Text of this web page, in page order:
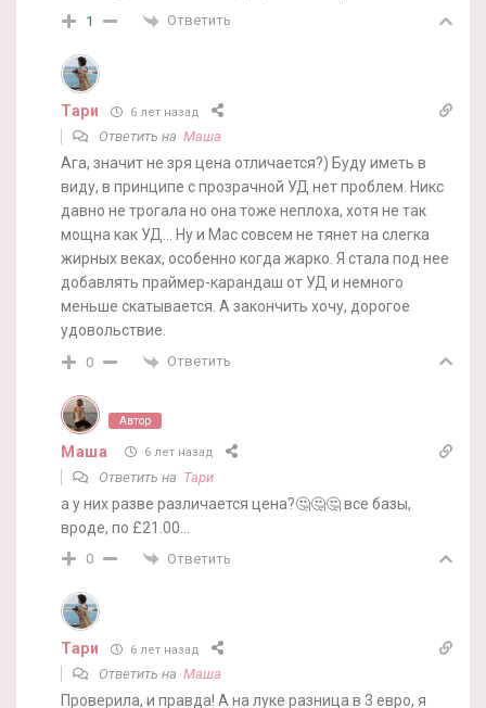
1 Ответить
Тари 6 лет назад
Ответить на Маша
Ага, значит не зря цена отличается?) Буду иметь в
виду, в принципе с прозрачной УД нет проблем. Никс
давно не трогала но она тоже неплоха, хотя не так
мощна как УД… Ну и Мас совсем не тянет на слегка
жирных веках, особенно когда жарко. Я стала под нее
добавлять праймер-карандаш от УД и немного
меньше скатывается. А закончить хочу, дорогое
удовольствие.
0 Ответить
Автор
Маша 6 лет назад
Ответить на Тари
а у них разве различается цена?🤔🤔🤔 все базы,
вроде, по £21.00…
0 Ответить
Тари 6 лет назад
Ответить на Маша
Проверила, и правда! А на луке разница в 3 евро, я